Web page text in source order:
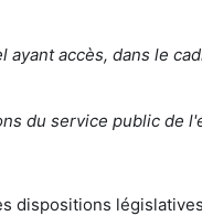
accès, dans le
du service public de